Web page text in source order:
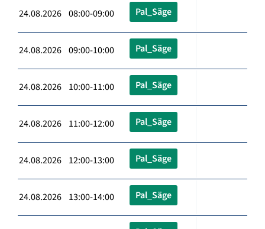
24.08.2026 08:00-09:00 Pal_Säge
24.08.2026 09:00-10:00 Pal_Säge
24.08.2026 10:00-11:00 Pal_Säge
24.08.2026 11:00-12:00 Pal_Säge
24.08.2026 12:00-13:00 Pal_Säge
24.08.2026 13:00-14:00 Pal_Säge